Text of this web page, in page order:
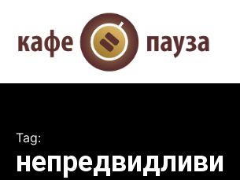
Tag:
непредвидливи